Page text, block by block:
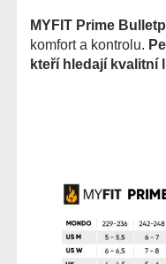
MYFIT Prime
komfort a kontrolu.
kteří hledají kvalitní